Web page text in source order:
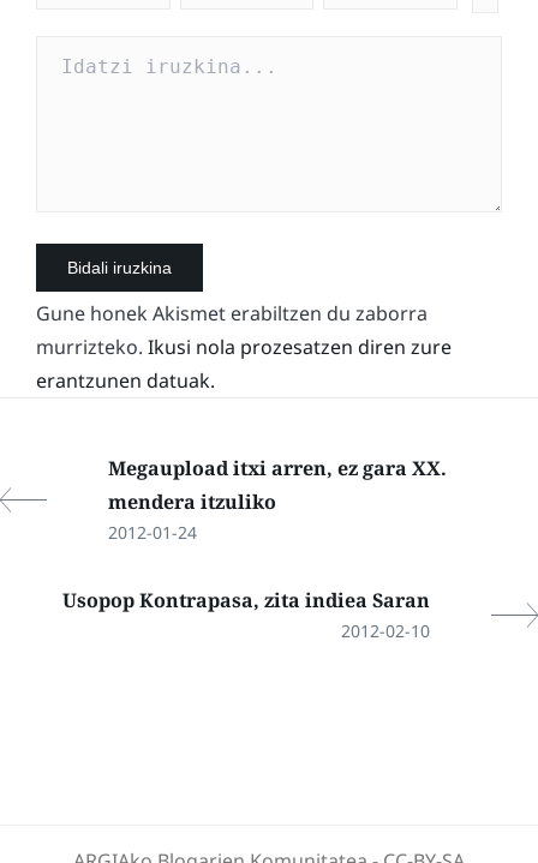
Gune honek Akismet erabiltzen du zaborra
murrizteko. Ikusi nola prozesatzen diren zure
erantzunen datuak.
Megaupload itxi arren, ez gara XX.
mendera itzuliko
2012-01-24
Usopop Kontrapasa, zita indiea Saran
2012-02-10